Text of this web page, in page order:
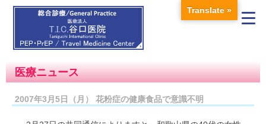
医療ニュース
2007年3月5日（月） 花粉症の健康食品で意識不明
Translate »